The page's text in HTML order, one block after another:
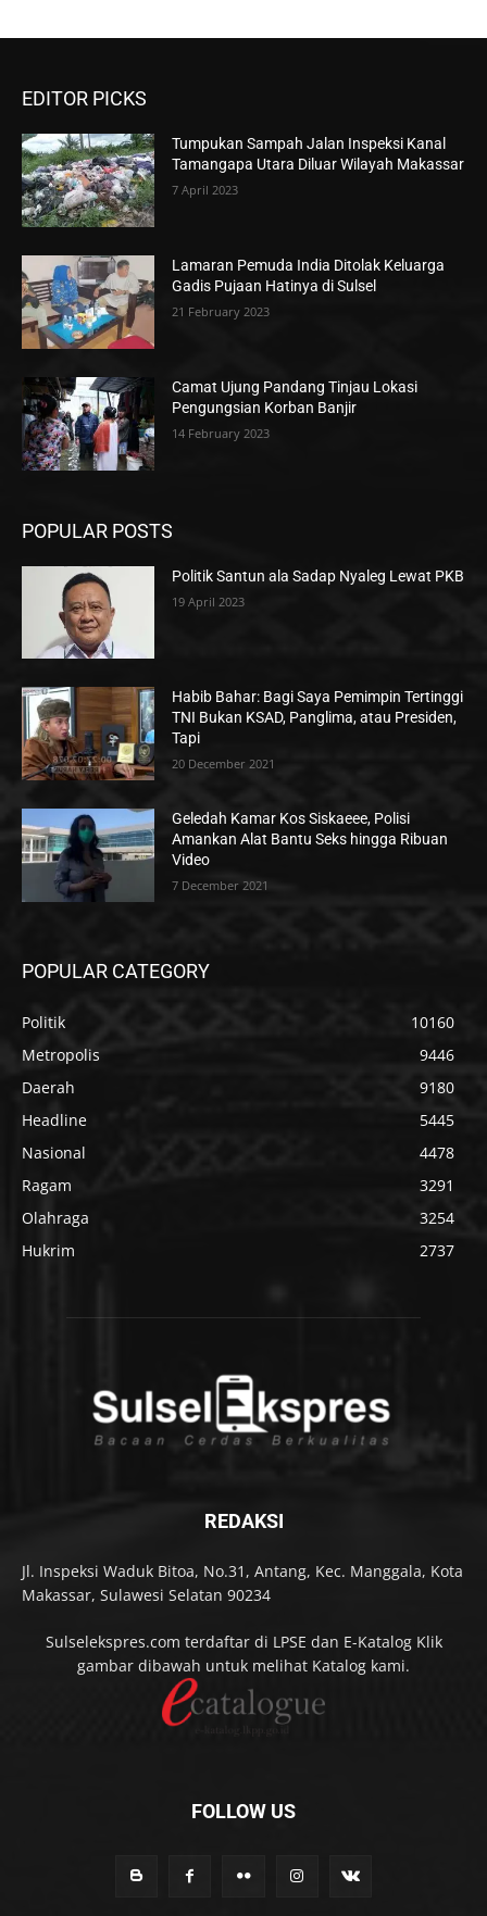
EDITOR PICKS
Tumpukan Sampah Jalan Inspeksi Kanal
Tamangapa Utara Diluar Wilayah Makassar
7 April 2023
Lamaran Pemuda India Ditolak Keluarga
Gadis Pujaan Hatinya di Sulsel
21 February 2023
Camat Ujung Pandang Tinjau Lokasi
Pengungsian Korban Banjir
14 February 2023
POPULAR POSTS
Politik Santun ala Sadap Nyaleg Lewat PKB
19 April 2023
Habib Bahar: Bagi Saya Pemimpin Tertinggi
TNI Bukan KSAD, Panglima, atau Presiden,
Tapi
20 December 2021
Geledah Kamar Kos Siskaeee, Polisi
Amankan Alat Bantu Seks hingga Ribuan
Video
7 December 2021
POPULAR CATEGORY
Politik
10160
Metropolis
9446
Daerah
9180
Headline
5445
Nasional
4478
Ragam
3291
Olahraga
3254
Hukrim
2737
REDAKSI
Jl. Inspeksi Waduk Bitoa, No.31, Antang, Kec. Manggala, Kota
Makassar, Sulawesi Selatan 90234
Sulselekspres.com terdaftar di LPSE dan E-Katalog Klik
gambar dibawah untuk melihat Katalog kami.
FOLLOW US